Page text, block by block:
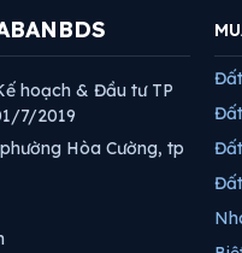
hoạch & Đầu tư TP
7/2019
Hòa Cường, tp